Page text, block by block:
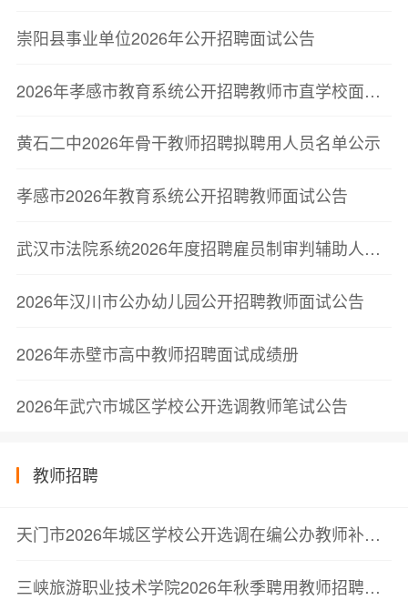
崇阳县事业单位2026年公开招聘面试公告
2026年孝感市教育系统公开招聘教师市直学校面试公告
黄石二中2026年骨干教师招聘拟聘用人员名单公示
孝感市2026年教育系统公开招聘教师面试公告
武汉市法院系统2026年度招聘雇员制审判辅助人员综合成绩暨资格复审、体检和考察公告
2026年汉川市公办幼儿园公开招聘教师面试公告
2026年赤壁市高中教师招聘面试成绩册
2026年武穴市城区学校公开选调教师笔试公告
教师招聘
天门市2026年城区学校公开选调在编公办教师补充公告
三峡旅游职业技术学院2026年秋季聘用教师招聘公告